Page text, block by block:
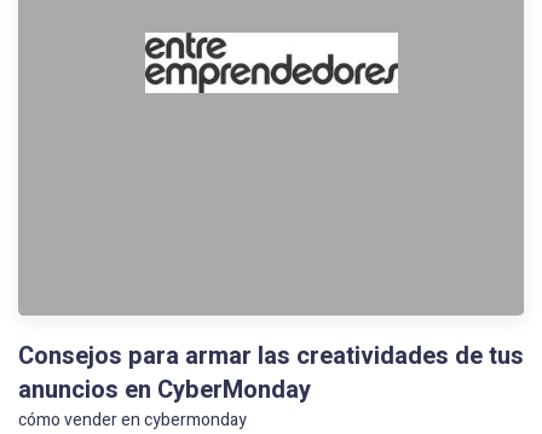
Consejos para armar las creatividades de tus
anuncios en CyberMonday
cómo vender en cybermonday